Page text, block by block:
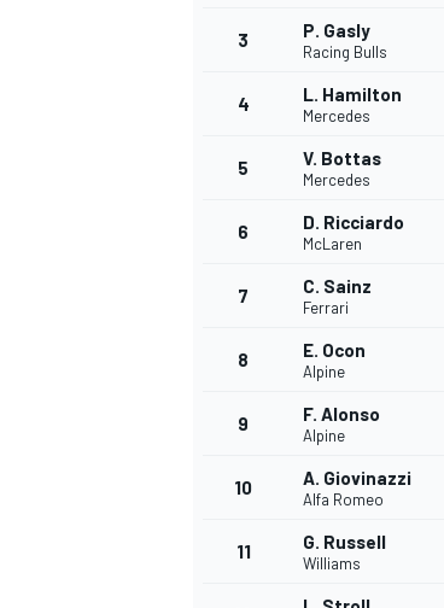
3 P. Gasly
Racing Bulls
4 L. Hamilton
Mercedes
5 V. Bottas
Mercedes
6 D. Ricciardo
McLaren
7 C. Sainz
Ferrari
8 E. Ocon
Alpine
9 F. Alonso
Alpine
10 A. Giovinazzi
Alfa Romeo
11 G. Russell
Williams